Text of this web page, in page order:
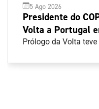
5 Ago 2026
Presidente do
Volta a Portugal
Prólogo da Volta